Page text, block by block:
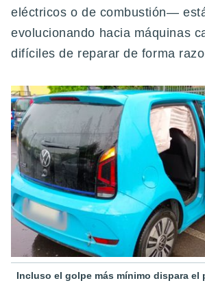
eléctricos o de combustión—
evolucionando hacia máquinas
difíciles de reparar de forma
Incluso el golpe más mínimo dispara el